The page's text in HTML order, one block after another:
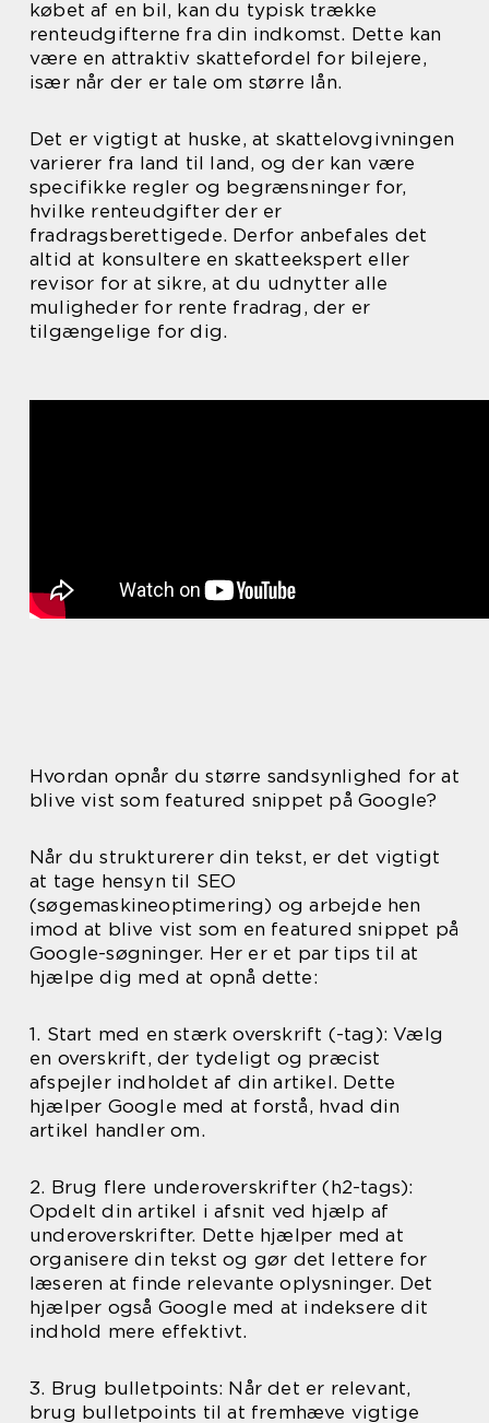
købet af en bil, kan du typisk trække
renteudgifterne fra din indkomst. Dette kan
være en attraktiv skattefordel for bilejere,
især når der er tale om større lån.
Det er vigtigt at huske, at skattelovgivningen
varierer fra land til land, og der kan være
specifikke regler og begrænsninger for,
hvilke renteudgifter der er
fradragsberettigede. Derfor anbefales det
altid at konsultere en skatteekspert eller
revisor for at sikre, at du udnytter alle
muligheder for rente fradrag, der er
tilgængelige for dig.
Hvordan opnår du større sandsynlighed for at
blive vist som featured snippet på Google?
Når du strukturerer din tekst, er det vigtigt
at tage hensyn til SEO
(søgemaskineoptimering) og arbejde hen
imod at blive vist som en featured snippet på
Google-søgninger. Her er et par tips til at
hjælpe dig med at opnå dette:
1. Start med en stærk overskrift (-tag): Vælg
en overskrift, der tydeligt og præcist
afspejler indholdet af din artikel. Dette
hjælper Google med at forstå, hvad din
artikel handler om.
2. Brug flere underoverskrifter (h2-tags):
Opdelt din artikel i afsnit ved hjælp af
underoverskrifter. Dette hjælper med at
organisere din tekst og gør det lettere for
læseren at finde relevante oplysninger. Det
hjælper også Google med at indeksere dit
indhold mere effektivt.
3. Brug bulletpoints: Når det er relevant,
brug bulletpoints til at fremhæve vigtige